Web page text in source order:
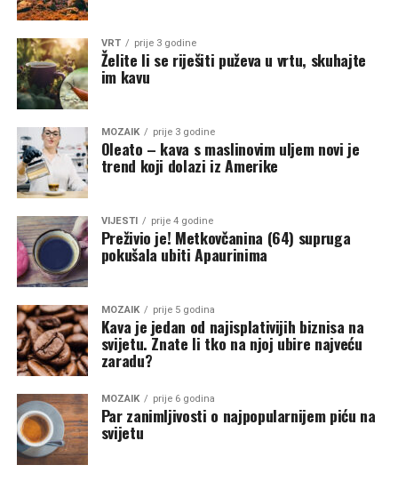
VRT prije 3 godine
Želite li se riješiti puževa u vrtu, skuhajte
im kavu
MOZAIK prije 3 godine
Oleato – kava s maslinovim uljem novi je
trend koji dolazi iz Amerike
VIJESTI prije 4 godine
Preživio je! Metkovčanina (64) supruga
pokušala ubiti Apaurinima
MOZAIK prije 5 godina
Kava je jedan od najisplativijih biznisa na
svijetu. Znate li tko na njoj ubire najveću
zaradu?
MOZAIK prije 6 godina
Par zanimljivosti o najpopularnijem piću na
svijetu